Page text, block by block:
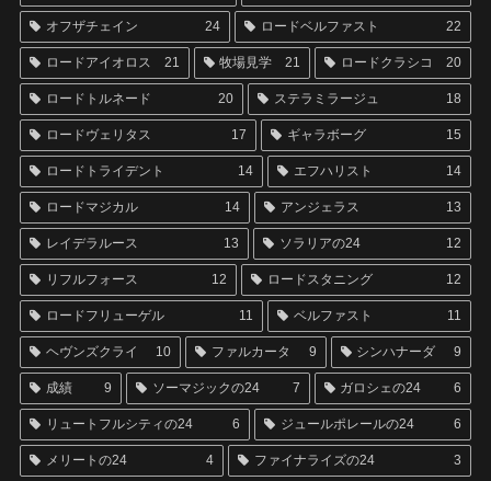
オフザチェイン 24 ロードベルファスト 22
ロードアイオロス 21 牧場見学 21 ロードクラシコ 20
ロードトルネード 20 ステラミラージュ 18
ロードヴェリタス 17 ギャラボーグ 15
ロードトライデント 14 エフハリスト 14
ロードマジカル 14 アンジェラス 13
レイデラルース 13 ソラリアの24 12
リフルフォース 12 ロードスタニング 12
ロードフリューゲル 11 ベルファスト 11
ヘヴンズクライ 10 ファルカータ 9 シンハナーダ 9
成績 9 ソーマジックの24 7 ガロシェの24 6
リュートフルシティの24 6 ジュールポレールの24 6
メリートの24 4 ファイナライズの24 3